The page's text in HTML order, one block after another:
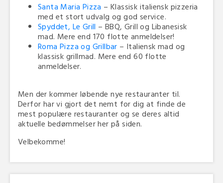
Santa Maria Pizza – Klassisk italiensk pizzeria
med et stort udvalg og god service.
Spyddet, Le Grill – BBQ, Grill og Libanesisk
mad. Mere end 170 flotte anmeldelser!
Roma Pizza og Grillbar – Italiensk mad og
klassisk grillmad. Mere end 60 flotte
anmeldelser.
Men der kommer løbende nye restauranter til.
Derfor har vi gjort det nemt for dig at finde de
mest populære restauranter og se deres altid
aktuelle bedømmelser her på siden.
Velbekomme!